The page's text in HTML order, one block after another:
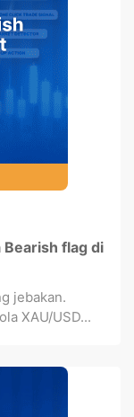
Bearish flag di
jebakan.
XAU/USD...